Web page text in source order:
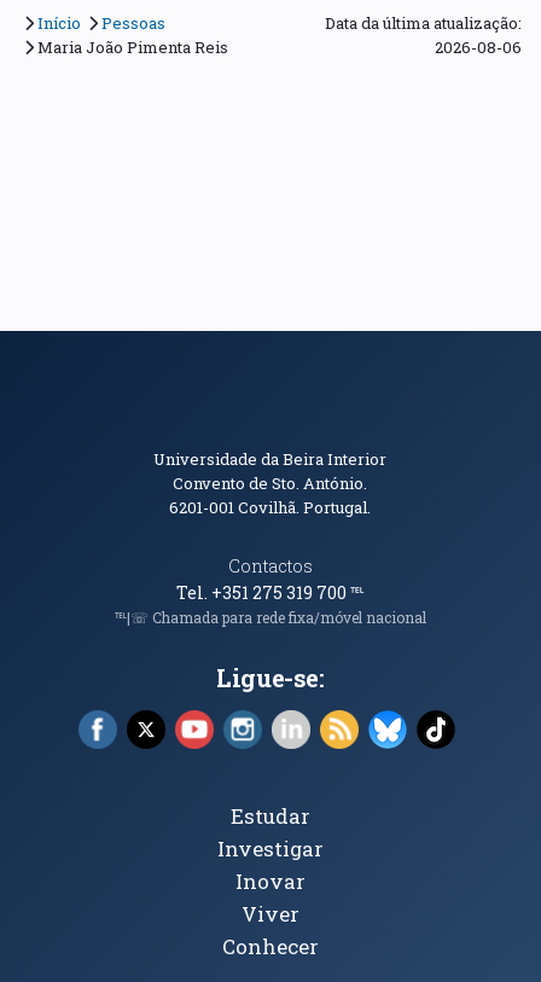
Início
Pessoas
Maria João Pimenta Reis
Data da última atualização:
2026-08-06
Informações de Contacto
Universidade da Beira Interior
Convento de Sto. António.
6201-001Covilhã. Portugal.
Contactos
Tel. +351 275 319 700℡
℡|☏ Chamada para rede fixa/móvel nacional
Ligue-se:
Facebook (abre em nova janela)
X (abre em nova janela)
YouTube (abre em nova janela)
Instagram (abre em nova janela)
LinkedIn (abre em nova
RSS (abre em nova
Bluesky (abre
TikTok
Tópicos Principais
Estudar
Investigar
Inovar
Viver
Conhecer